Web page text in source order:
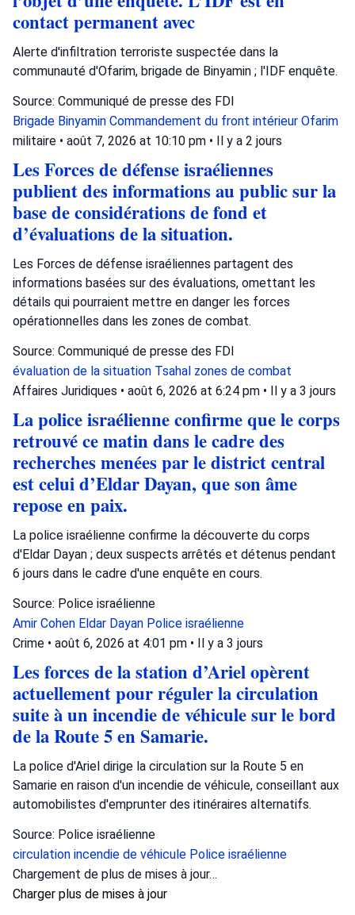
contact permanent avec
Alerte d'infiltration terroriste suspectée dans la
communauté d'Ofarim, brigade de Binyamin ; l'IDF enquête.
Source: Communiqué de presse des FDI
Brigade Binyamin Commandement du front intérieur Ofarim
militaire • août 7, 2026 at 10:10 pm • Il y a 2 jours
Les Forces de défense israéliennes
publient des informations au public sur la
base de considérations de fond et
d’évaluations de la situation.
Les Forces de défense israéliennes partagent des
informations basées sur des évaluations, omettant les
détails qui pourraient mettre en danger les forces
opérationnelles dans les zones de combat.
Source: Communiqué de presse des FDI
évaluation de la situation Tsahal zones de combat
Affaires Juridiques • août 6, 2026 at 6:24 pm • Il y a 3 jours
La police israélienne confirme que le corps
retrouvé ce matin dans le cadre des
recherches menées par le district central
est celui d’Eldar Dayan, que son âme
repose en paix.
La police israélienne confirme la découverte du corps
d'Eldar Dayan ; deux suspects arrêtés et détenus pendant
6 jours dans le cadre d'une enquête en cours.
Source: Police israélienne
Amir Cohen Eldar Dayan Police israélienne
Crime • août 6, 2026 at 4:01 pm • Il y a 3 jours
Les forces de la station d’Ariel opèrent
actuellement pour réguler la circulation
suite à un incendie de véhicule sur le bord
de la Route 5 en Samarie.
La police d'Ariel dirige la circulation sur la Route 5 en
Samarie en raison d'un incendie de véhicule, conseillant aux
automobilistes d'emprunter des itinéraires alternatifs.
Source: Police israélienne
circulation incendie de véhicule Police israélienne
Chargement de plus de mises à jour…
Charger plus de mises à jour